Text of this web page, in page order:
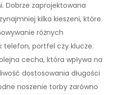
Dobrze zaprojektowana
kilka kieszeni, które
różnych
telefon, portfel czy klucze.
cecha, która wpływa na
dostosowania długości
noszenie torby zarówno